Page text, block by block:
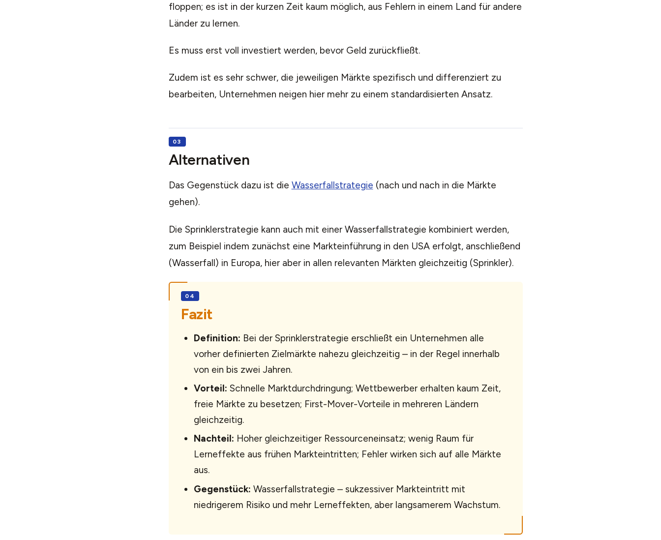
floppen; es ist in der kurzen Zeit kaum möglich, aus Fehlern in einem Land für andere
Länder zu lernen.
Es muss erst voll investiert werden, bevor Geld zurückfließt.
Zudem ist es sehr schwer, die jeweiligen Märkte spezifisch und differenziert zu
bearbeiten, Unternehmen neigen hier mehr zu einem standardisierten Ansatz.
Alternativen
Das Gegenstück dazu ist die Wasserfallstrategie (nach und nach in die Märkte
gehen).
Die Sprinklerstrategie kann auch mit einer Wasserfallstrategie kombiniert werden,
zum Beispiel indem zunächst eine Markteinführung in den USA erfolgt, anschließend
(Wasserfall) in Europa, hier aber in allen relevanten Märkten gleichzeitig (Sprinkler).
Fazit
Definition: Bei der Sprinklerstrategie erschließt ein Unternehmen alle
vorher definierten Zielmärkte nahezu gleichzeitig – in der Regel innerhalb
von ein bis zwei Jahren.
Vorteil: Schnelle Marktdurchdringung; Wettbewerber erhalten kaum Zeit,
freie Märkte zu besetzen; First-Mover-Vorteile in mehreren Ländern
gleichzeitig.
Nachteil: Hoher gleichzeitiger Ressourceneinsatz; wenig Raum für
Lerneffekte aus frühen Markteintritten; Fehler wirken sich auf alle Märkte
aus.
Gegenstück: Wasserfallstrategie – sukzessiver Markteintritt mit
niedrigerem Risiko und mehr Lerneffekten, aber langsamerem Wachstum.